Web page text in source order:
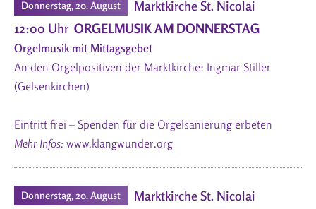
Donnerstag, 20. August
Marktkirche St. Nicolai
12:00 Uhr ORGELMUSIK AM DONNERSTAG
Orgelmusik mit Mittagsgebet
An den Orgelpositiven der Marktkirche: Ingmar Stiller
(Gelsenkirchen)
Eintritt frei – Spenden für die Orgelsanierung erbeten
Mehr Infos: www.klangwunder.org
Donnerstag, 20. August
Marktkirche St. Nicolai